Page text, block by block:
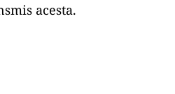
acesta.